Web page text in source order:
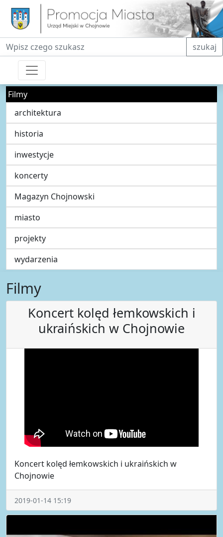
Fraza do wyszukiwania szukaj
Filmy
architektura
historia
inwestycje
koncerty
Magazyn Chojnowski
miasto
projekty
wydarzenia
Filmy
Koncert kolęd łemkowskich i
ukraińskich w Chojnowie
Koncert kolęd łemkowskich i ukraińskich w
Chojnowie
2019-01-14 15:19